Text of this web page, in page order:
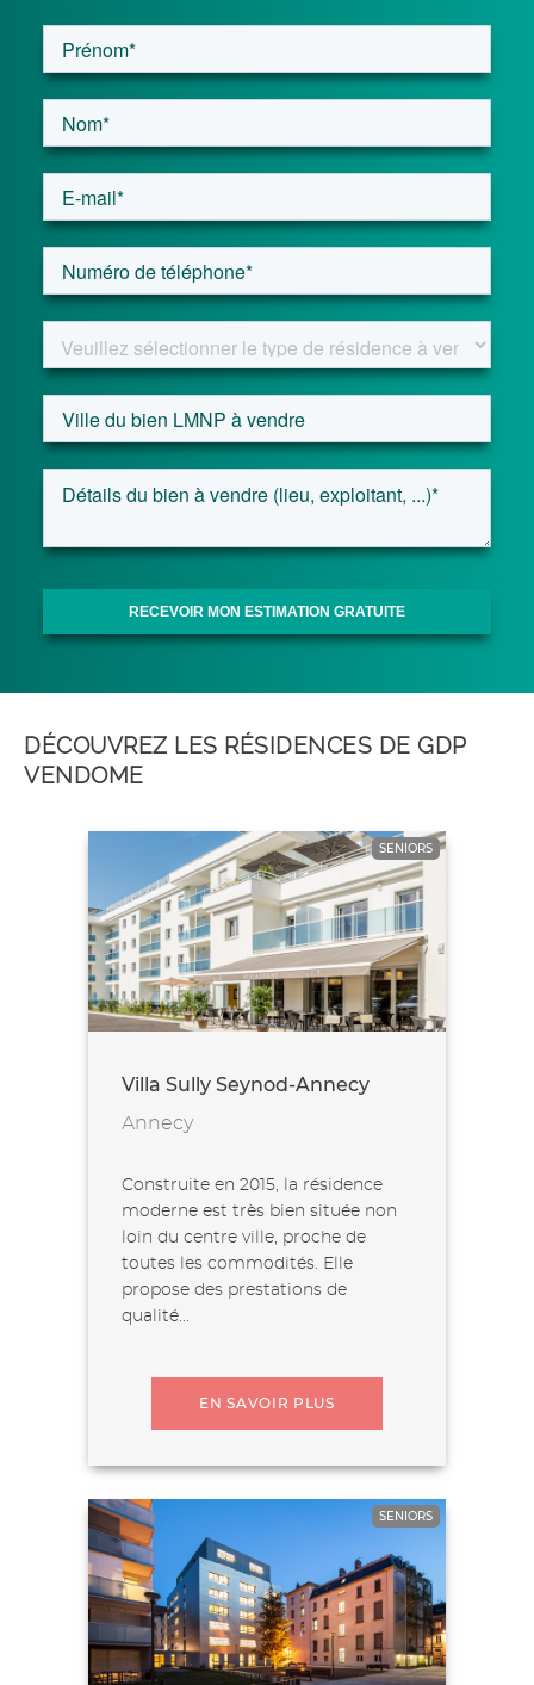
DÉCOUVREZ LES RÉSIDENCES DE GDP
VENDOME
SENIORS
Villa Sully Seynod-Annecy
Annecy
Construite en 2015, la résidence
moderne est très bien située non
loin du centre ville, proche de
toutes les commodités. Elle
propose des prestations de
qualité...
EN SAVOIR PLUS
SENIORS